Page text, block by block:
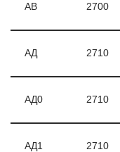
АВ 2700
АД 2710
АД0 2710
АД1 2710